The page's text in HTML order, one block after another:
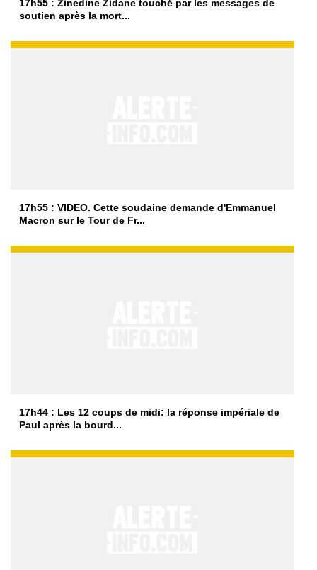
17h55 : Zinedine Zidane touché par les messages de
soutien après la mort...
17h55 : VIDEO. Cette soudaine demande d'Emmanuel
Macron sur le Tour de Fr...
17h44 : Les 12 coups de midi: la réponse impériale de
Paul après la bourd...